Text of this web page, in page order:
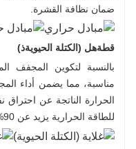
ضمان نظافة القشرة.
قطةهل (الكتلة الحيويةذ)
بالنسبة لتكوين المجفف
مناسبة، مما يضمن أداء
الحرارة الناتجة عن
للطاقة الحرارية يزيد عن 90%.